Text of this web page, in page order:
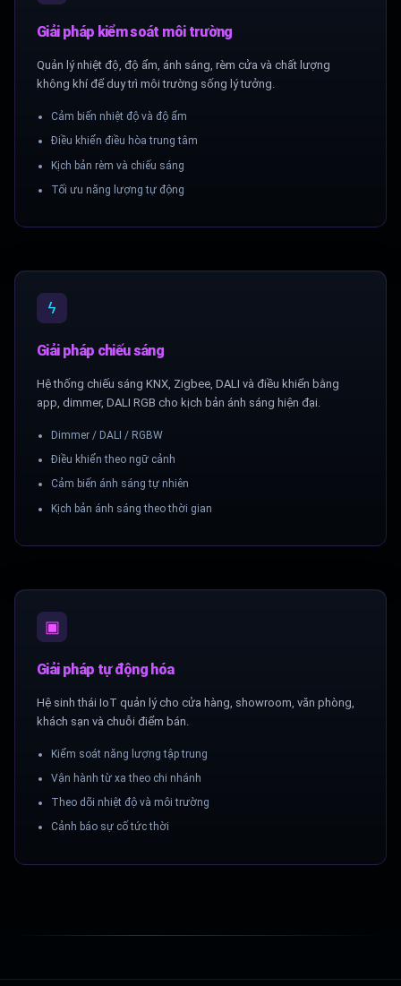
Giải pháp kiểm soát môi trường
Quản lý nhiệt độ, độ ẩm, ánh sáng, rèm cửa và chất lượng
không khí để duy trì môi trường sống lý tưởng.
Cảm biến nhiệt độ và độ ẩm
Điều khiển điều hòa trung tâm
Kịch bản rèm và chiếu sáng
Tối ưu năng lượng tự động
ϟ
Giải pháp chiếu sáng
Hệ thống chiếu sáng KNX, Zigbee, DALI và điều khiển bằng
app, dimmer, DALI RGB cho kịch bản ánh sáng hiện đại.
Dimmer / DALI / RGBW
Điều khiển theo ngữ cảnh
Cảm biến ánh sáng tự nhiên
Kịch bản ánh sáng theo thời gian
▣
Giải pháp tự động hóa
Hệ sinh thái IoT quản lý cho cửa hàng, showroom, văn phòng,
khách sạn và chuỗi điểm bán.
Kiểm soát năng lượng tập trung
Vận hành từ xa theo chi nhánh
Theo dõi nhiệt độ và môi trường
Cảnh báo sự cố tức thời